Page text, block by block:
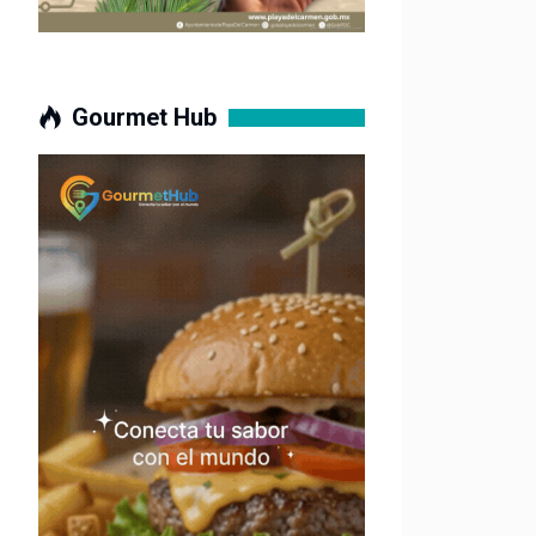
Gourmet Hub